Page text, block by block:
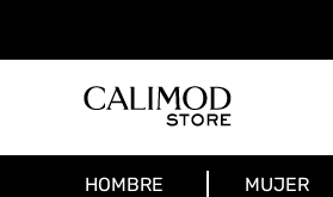
HOMBRE MUJER